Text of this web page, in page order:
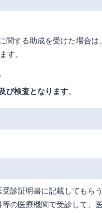
関する助成を受けた場合
す。
び検査となります。
診証明書に記載してもらう
の医療機関で受診して、